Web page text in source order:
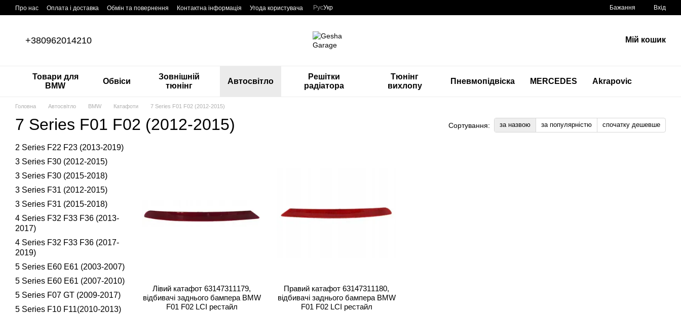
Перейти до основного контенту
Про нас Оплата і доставка Обмін та повернення Контактна інформація Угода користувача РусУкр Бажання Вхід
+380962014210 Мій кошик
Товари для
BMW
Обвіси
Зовнішній
тюнінг
Автосвітло
Решітки
радіатора
Тюнінг
вихлопу
Пневмопідвіска MERCEDES Akrapovic
Головна Автосвітло BMW Катафоти 7 Series F01 F02 (2012-2015)
7 Series F01 F02 (2012-2015) Сортування: за назвою за популярністю спочатку дешевше
Лівий катафот 63147311179,
відбивачі заднього бампера BMW
F01 F02 LCI рестайл
Правий катафот 63147311180,
відбивачі заднього бампера BMW
F01 F02 LCI рестайл
2 Series F22 F23 (2013-2019)
3 Series F30 (2012-2015)
3 Series F30 (2015-2018)
3 Series F31 (2012-2015)
3 Series F31 (2015-2018)
4 Series F32 F33 F36 (2013-
2017)
4 Series F32 F33 F36 (2017-
2019)
5 Series E60 E61 (2003-2007)
5 Series E60 E61 (2007-2010)
5 Series F07 GT (2009-2017)
5 Series F10 F11(2010-2013)